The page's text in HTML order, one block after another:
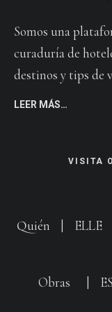
Somos una
curaduría de
destinos y tips de
LEER MÁS…
VISITA
Quién ELLE
Obras